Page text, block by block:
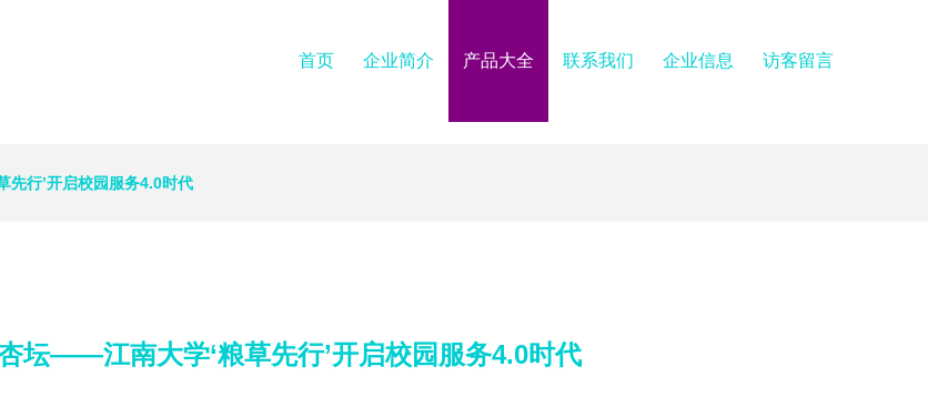
首页 企业简介 产品大全 联系我们 企业信息 访客留言
行’开启校园服务4.0时代
坛——江南大学‘粮草先行’开启校园服务4.0时代